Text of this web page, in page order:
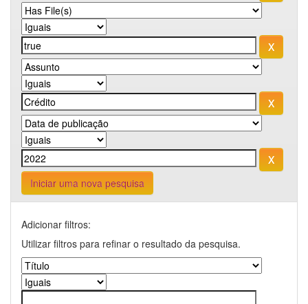
Iniciar uma nova pesquisa
Adicionar filtros:
Utilizar filtros para refinar o resultado da pesquisa.